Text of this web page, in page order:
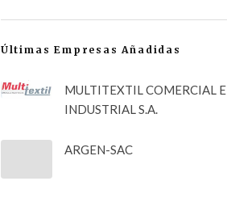
Últimas Empresas Añadidas
MULTITEXTIL COMERCIAL E
INDUSTRIAL S.A.
ARGEN-SAC